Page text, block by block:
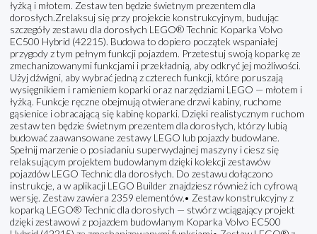
łyżką i młotem. Zestaw ten będzie świetnym prezentem dla
dorosłych.Zrelaksuj się przy projekcie konstrukcyjnym, budując
szczegóły zestawu dla dorosłych LEGO® Technic Koparka Volvo
EC500 Hybrid (42215). Budowa to dopiero początek wspaniałej
przygody z tym pełnym funkcji pojazdem. Przetestuj swoją koparkę ze
zmechanizowanymi funkcjami i przekładnią, aby odkryć jej możliwości.
Użyj dźwigni, aby wybrać jedną z czterech funkcji, które poruszają
wysięgnikiem i ramieniem koparki oraz narzędziami LEGO — młotem i
łyżką. Funkcje ręczne obejmują otwierane drzwi kabiny, ruchome
gąsienice i obracającą się kabinę koparki. Dzięki realistycznym ruchom
zestaw ten będzie świetnym prezentem dla dorosłych, którzy lubią
budować zaawansowane zestawy LEGO lub pojazdy budowlane.
Spełnij marzenie o posiadaniu superwydajnej maszyny i ciesz się
relaksującym projektem budowlanym dzięki kolekcji zestawów
pojazdów LEGO Technic dla dorosłych. Do zestawu dołączono
instrukcje, a w aplikacji LEGO Builder znajdziesz również ich cyfrową
wersję. Zestaw zawiera 2359 elementów.• Zestaw konstrukcyjny z
koparką LEGO® Technic dla dorosłych — stwórz wciągający projekt
dzięki zestawowi z pojazdem budowlanym Koparka Volvo EC500